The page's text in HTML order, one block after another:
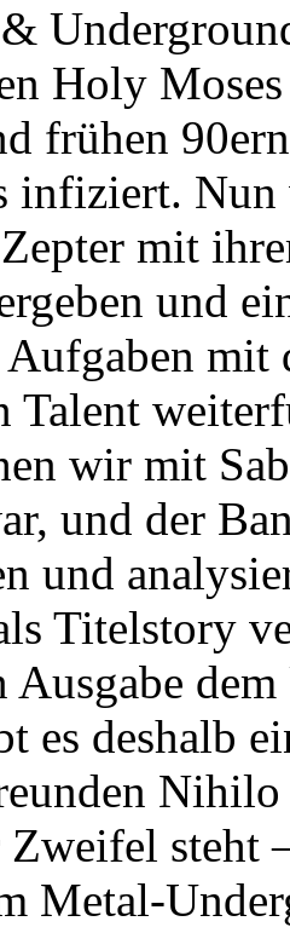
Holy
frühen
infiziert.
mit
und
mit
Talent
wir mit
und der
und
Titelstory
Ausgabe
es deshalb
Zweifel steht
Metal-